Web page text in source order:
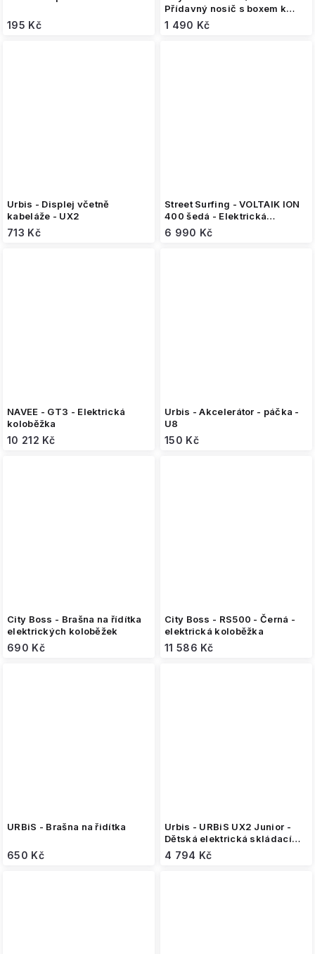
195 Kč
Přídavný nosič s boxem k
elektrické koloběžce
1 490 Kč
Urbis - Displej včetně
kabeláže - UX2
713 Kč
Street Surfing - VOLTAIK ION
400 šedá - Elektrická
skládací koloběžka
6 990 Kč
NAVEE - GT3 - Elektrická
koloběžka
10 212 Kč
Urbis - Akcelerátor - páčka -
U8
150 Kč
City Boss - Brašna na řídítka
elektrických koloběžek
690 Kč
City Boss - RS500 - Černá -
elektrická koloběžka
11 586 Kč
URBiS - Brašna na řidítka
650 Kč
Urbis - URBiS UX2 Junior -
Dětská elektrická skládací
koloběžka
4 794 Kč